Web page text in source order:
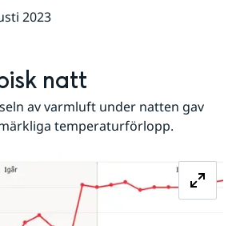
2023
natt
av varmluft under natten gav
temperaturförlopp.